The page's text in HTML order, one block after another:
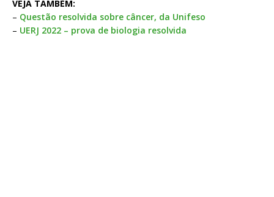
VEJA TAMBÉM:
– Questão resolvida sobre câncer, da Unifeso
– UERJ 2022 – prova de biologia resolvida